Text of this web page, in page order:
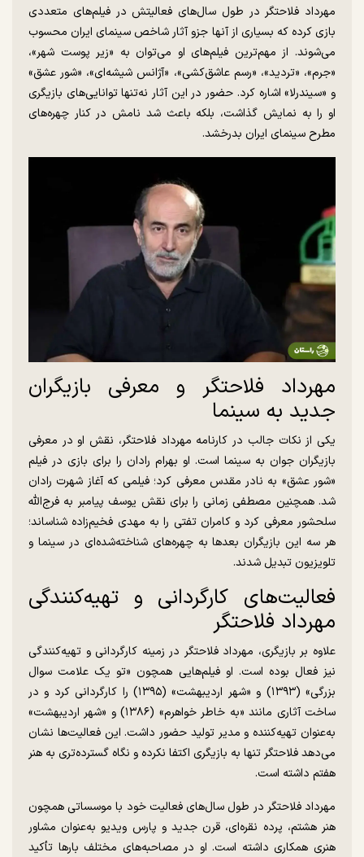
مهرداد فلاحتگر در طول سال‌های فعالیتش در فیلم‌های متعددی
بازی کرده که بسیاری از آنها جزو آثار شاخص سینمای ایران محسوب
می‌شوند. از مهم‌ترین فیلم‌های او می‌توان به «زیر پوست شهر»،
«جرم»، «تردید»، «رسم عاشق‌کشی»، «آژانس شیشه‌ای»، «شور عشق»
و «سیندرلا» اشاره کرد. حضور در این آثار نه‌تنها توانایی‌های بازیگری
او را به نمایش گذاشت، بلکه باعث شد نامش در کنار چهره‌های
مطرح سینمای ایران بدرخشد.
مهرداد فلاحتگر و معرفی بازیگران
جدید به سینما
یکی از نکات جالب در کارنامه مهرداد فلاحتگر، نقش او در معرفی
بازیگران جوان به سینما است. او بهرام رادان را برای بازی در فیلم
«شور عشق» به نادر مقدس معرفی کرد؛ فیلمی که آغاز شهرت رادان
شد. همچنین مصطفی زمانی را برای نقش یوسف پیامبر به فرج‌الله
سلحشور معرفی کرد و کامران تفتی را به مهدی فخیم‌زاده شناساند؛
هر سه این بازیگران بعد‌ها به چهره‌های شناخته‌شده‌ای در سینما و
تلویزیون تبدیل شدند.
فعالیت‌های کارگردانی و تهیه‌کنندگی
مهرداد فلاحتگر
علاوه بر بازیگری، مهرداد فلاحتگر در زمینه کارگردانی و تهیه‌کنندگی
نیز فعال بوده است. او فیلم‌هایی همچون «تو یک علامت سوال
بزرگی» (۱۳۹۳) و «شهر اردیبهشت» (۱۳۹۵) را کارگردانی کرد و در
ساخت آثاری مانند «به خاطر خواهرم» (۱۳۸۶) و «شهر اردیبهشت»
به‌عنوان تهیه‌کننده و مدیر تولید حضور داشت. این فعالیت‌ها نشان
می‌دهد فلاحتگر تنها به بازیگری اکتفا نکرده و نگاه گسترده‌تری به هنر
هفتم داشته است.
مهرداد فلاحتگر در طول سال‌های فعالیت خود با موسساتی همچون
هنر هشتم، پرده نقره‌ای، قرن جدید و پارس ویدیو به‌عنوان مشاور
هنری همکاری داشته است. او در مصاحبه‌های مختلف بار‌ها تأکید